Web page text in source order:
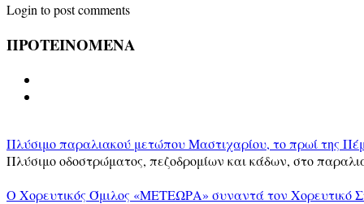
Login to post comments
ΠΡΟΤΕΙΝΟΜΕΝΑ
Πλύσιμο παραλιακού μετώπου Μαστιχαρίου, το πρωί της
Πλύσιμο οδοστρώματος, πεζοδρομίων και κάδων, στο
Ο Χορευτικός Όμιλος «ΜΕΤΕΩΡΑ» συναντά τον